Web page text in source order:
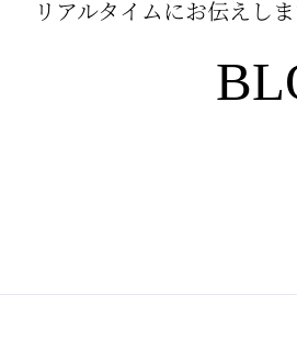
リアルタイムにお伝えしま